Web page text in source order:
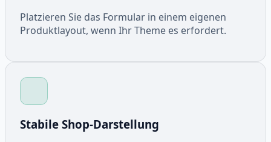
Platzieren Sie das Formular in einem eigenen
Produktlayout, wenn Ihr Theme es erfordert.
Stabile Shop-Darstellung